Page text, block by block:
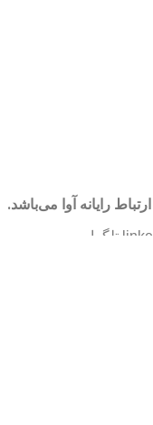
رایانه آوا می‌باشد.
تلگرام